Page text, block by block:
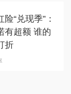
“兑现季”：
有超额 谁的
折